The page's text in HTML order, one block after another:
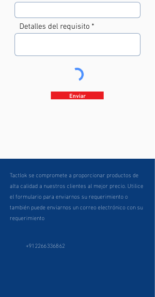
Detalles del requisito
Enviar
Tactlok se compromete a proporcionar productos de
alta calidad a nuestros clientes al mejor precio. Utilice
el formulario para enviarnos su requerimiento o
también puede enviarnos un correo electrónico con su
requerimiento
+912266336862